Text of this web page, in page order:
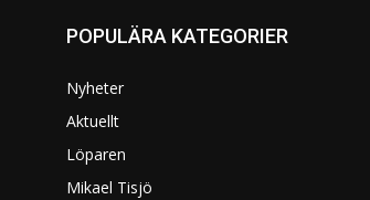
POPULÄRA KATEGORIER
Nyheter
Aktuellt
Löparen
Mikael Tisjö